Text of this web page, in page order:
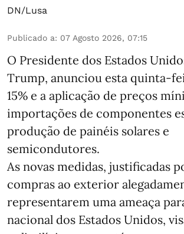
DN/Lusa
Publicado a: 07 Agosto 2026, 07:15
O Presidente dos Estados
Trump, anunciou esta quinta-
15% e a aplicação de preços
importações de componentes
produção de painéis solares e
semicondutores.
As novas medidas, justificadas
compras ao exterior
representarem uma ameaça
nacional dos Estados Unidos,